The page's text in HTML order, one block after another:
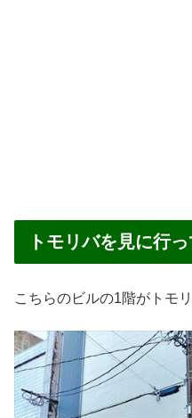
トモリバを見に行
こちらのビルの1階がトモリ